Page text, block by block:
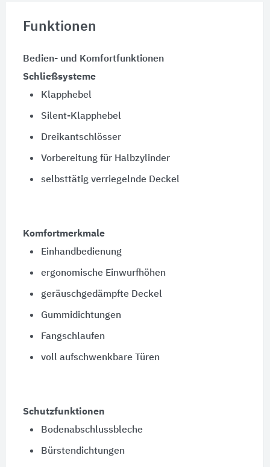
Funktionen
Bedien- und Komfortfunktionen
Schließsysteme
Klapphebel
Silent-Klapphebel
Dreikantschlösser
Vorbereitung für Halbzylinder
selbsttätig verriegelnde Deckel
Komfortmerkmale
Einhandbedienung
ergonomische Einwurfhöhen
geräuschgedämpfte Deckel
Gummidichtungen
Fangschlaufen
voll aufschwenkbare Türen
Schutzfunktionen
Bodenabschlussbleche
Bürstendichtungen